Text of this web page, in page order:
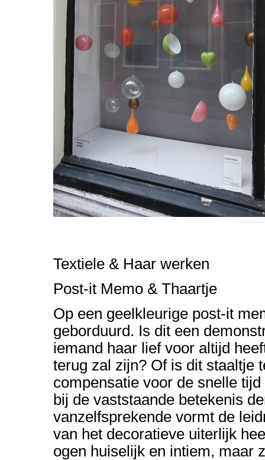
Textiele & Haar werken
Post-it Memo & Thaartje
Op een geelkleurige post-it
geborduurd. Is dit een
iemand haar lief voor altijd
terug zal zijn? Of is dit staaltje
compensatie voor de snelle
bij de vaststaande betekenis
vanzelfsprekende vormt de
van het decoratieve uiterlijk
ogen huiselijk en intiem, maar